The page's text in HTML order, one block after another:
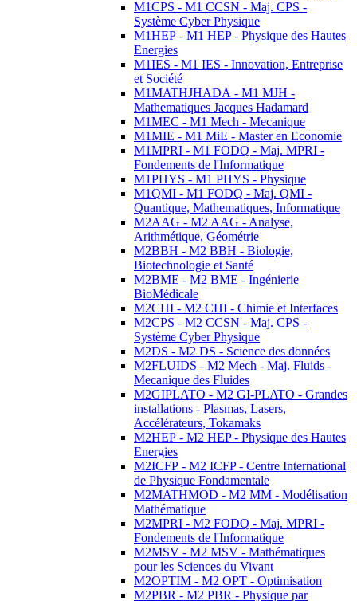
M1CPS - M1 CCSN - Maj. CPS -
Système Cyber Physique
M1HEP - M1 HEP - Physique des Hautes
Energies
M1IES - M1 IES - Innovation, Entreprise
et Société
M1MATHJHADA - M1 MJH -
Mathematiques Jacques Hadamard
M1MEC - M1 Mech - Mecanique
M1MIE - M1 MiE - Master en Economie
M1MPRI - M1 FODQ - Maj. MPRI -
Fondements de l'Informatique
M1PHYS - M1 PHYS - Physique
M1QMI - M1 FODQ - Maj. QMI -
Quantique, Mathematiques, Informatique
M2AAG - M2 AAG - Analyse,
Arithmétique, Géométrie
M2BBH - M2 BBH - Biologie,
Biotechnologie et Santé
M2BME - M2 BME - Ingénierie
BioMédicale
M2CHI - M2 CHI - Chimie et Interfaces
M2CPS - M2 CCSN - Maj. CPS -
Système Cyber Physique
M2DS - M2 DS - Science des données
M2FLUIDS - M2 Mech - Maj. Fluids -
Mecanique des Fluides
M2GIPLATO - M2 GI-PLATO - Grandes
installations - Plasmas, Lasers,
Accélérateurs, Tokamaks
M2HEP - M2 HEP - Physique des Hautes
Energies
M2ICFP - M2 ICFP - Centre International
de Physique Fondamentale
M2MATHMOD - M2 MM - Modélisation
Mathématique
M2MPRI - M2 FODQ - Maj. MPRI -
Fondements de l'Informatique
M2MSV - M2 MSV - Mathématiques
pour les Sciences du Vivant
M2OPTIM - M2 OPT - Optimisation
M2PBR - M2 PBR - Physique par